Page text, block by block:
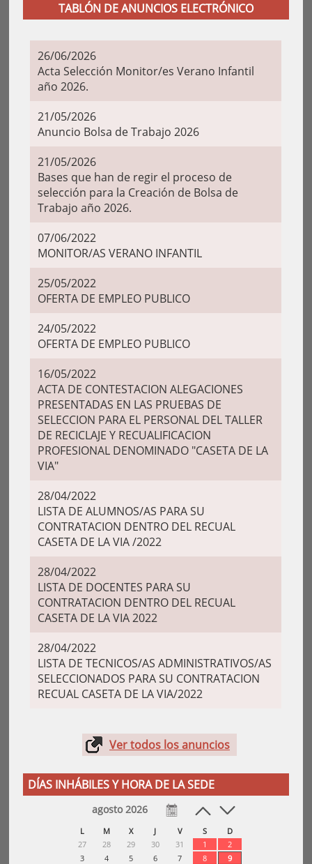
TABLÓN DE ANUNCIOS ELECTRÓNICO
26/06/2026
Acta Selección Monitor/es Verano Infantil
año 2026.
21/05/2026
Anuncio Bolsa de Trabajo 2026
21/05/2026
Bases que han de regir el proceso de
selección para la Creación de Bolsa de
Trabajo año 2026.
07/06/2022
MONITOR/AS VERANO INFANTIL
25/05/2022
OFERTA DE EMPLEO PUBLICO
24/05/2022
OFERTA DE EMPLEO PUBLICO
16/05/2022
ACTA DE CONTESTACION ALEGACIONES
PRESENTADAS EN LAS PRUEBAS DE
SELECCION PARA EL PERSONAL DEL TALLER
DE RECICLAJE Y RECUALIFICACION
PROFESIONAL DENOMINADO "CASETA DE LA
VIA"
28/04/2022
LISTA DE ALUMNOS/AS PARA SU
CONTRATACION DENTRO DEL RECUAL
CASETA DE LA VIA /2022
28/04/2022
LISTA DE DOCENTES PARA SU
CONTRATACION DENTRO DEL RECUAL
CASETA DE LA VIA 2022
28/04/2022
LISTA DE TECNICOS/AS ADMINISTRATIVOS/AS
SELECCIONADOS PARA SU CONTRATACION
RECUAL CASETA DE LA VIA/2022
Ver todos los anuncios
DÍAS INHÁBILES Y HORA DE LA SEDE
agosto 2026
L M X J V S
D
27
28 29 30 31 1
2
3
4 5 6 7 8
9